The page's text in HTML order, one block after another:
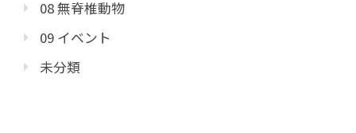
08 無脊椎動物
09 イベント
未分類